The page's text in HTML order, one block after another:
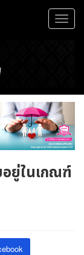
Toggle
ยู่ในเกณฑ์